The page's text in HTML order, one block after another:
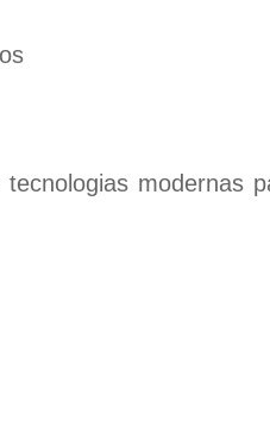
modernas